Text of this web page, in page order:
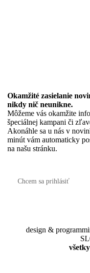
Okamžité zasielanie
nikdy nič neunikne.
Môžeme vás okamžite
špeciálnej kampani či
Akonáhle sa u nás v
minút vám automaticky
na našu stránku.
Chcem sa prihlásiť
design &